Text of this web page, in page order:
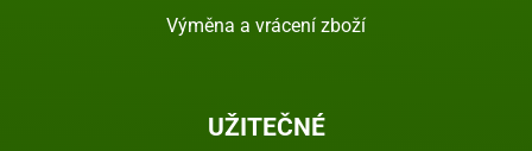
Výměna a vrácení zboží
UŽITEČNÉ